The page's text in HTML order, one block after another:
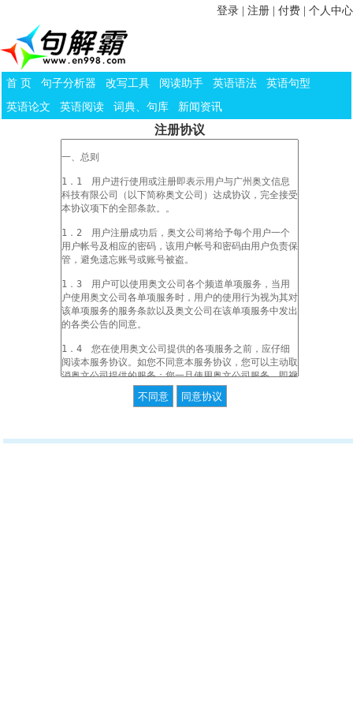
登录 注册 付费 个人中心
首 页 句子分析器 改写工具 阅读助手 英语语法
英语句型
英语论文
英语阅读 词典、句库 新闻资讯
注册协议